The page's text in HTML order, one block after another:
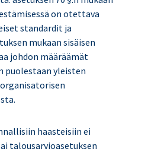
on otettava
standardit ja
mukaan sisäisen
johdon määräämät
puolestaan yleisten
haasteisiin ei
talousarvioasetuksen